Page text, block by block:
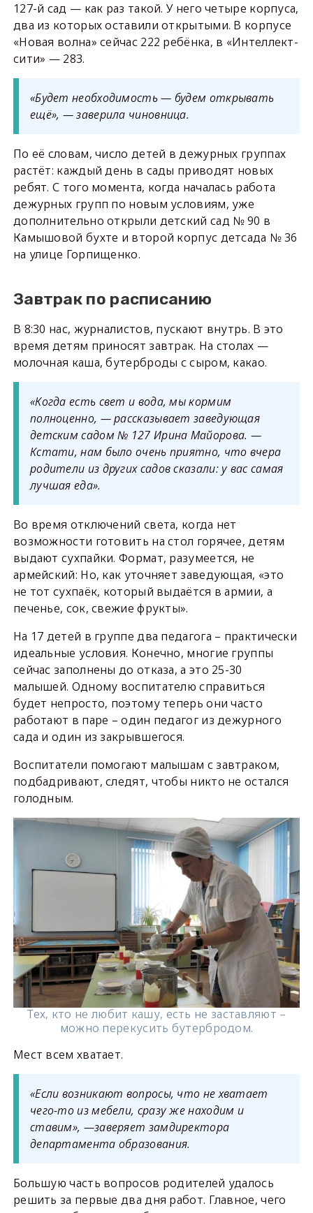
127-й сад — как раз такой. У него четыре корпуса,
два из которых оставили открытыми. В корпусе
«Новая волна» сейчас 222 ребёнка, в «Интеллект-
сити» — 283.
«Будет необходимость — будем открывать
ещё», — заверила чиновница.
По её словам, число детей в дежурных группах
растёт: каждый день в сады приводят новых
ребят. С того момента, когда началась работа
дежурных групп по новым условиям, уже
дополнительно открыли детский сад № 90 в
Камышовой бухте и второй корпус детсада № 36
на улице Горпищенко.
Завтрак по расписанию
В 8:30 нас, журналистов, пускают внутрь. В это
время детям приносят завтрак. На столах —
молочная каша, бутерброды с сыром, какао.
«Когда есть свет и вода, мы кормим
полноценно, — рассказывает заведующая
детским садом № 127 Ирина Майорова. —
Кстати, нам было очень приятно, что вчера
родители из других садов сказали: у вас самая
лучшая еда».
Во время отключений света, когда нет
возможности готовить на стол горячее, детям
выдают сухпайки. Формат, разумеется, не
армейский: Но, как уточняет заведующая, «это
не тот сухпаёк, который выдаётся в армии, а
печенье, сок, свежие фрукты».
На 17 детей в группе два педагога – практически
идеальные условия. Конечно, многие группы
сейчас заполнены до отказа, а это 25-30
малышей. Одному воспитателю справиться
будет непросто, поэтому теперь они часто
работают в паре – один педагог из дежурного
сада и один из закрывшегося.
Воспитатели помогают малышам с завтраком,
подбадривают, следят, чтобы никто не остался
голодным.
Тех, кто не любит кашу, есть не заставляют –
можно перекусить бутербродом.
Мест всем хватает.
«Если возникают вопросы, что не хватает
чего-то из мебели, сразу же находим и
ставим», —заверяет замдиректора
департамента образования.
Большую часть вопросов родителей удалось
решить за первые два дня работ. Главное, чего